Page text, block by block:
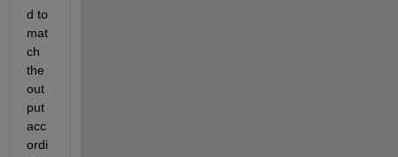
d to
mat
ch
the
out
put
acc
ordi